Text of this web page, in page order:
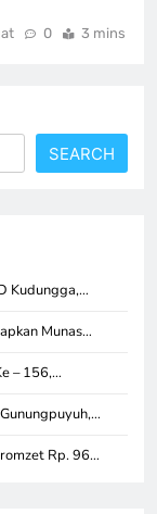
0 3 mins
SEARCH
Kudungga,…
Munas…
– 156,…
Rp. 96…